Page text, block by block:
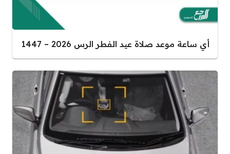
أي ساعة موعد صلاة عيد الفطر الرس 2026 – 1447